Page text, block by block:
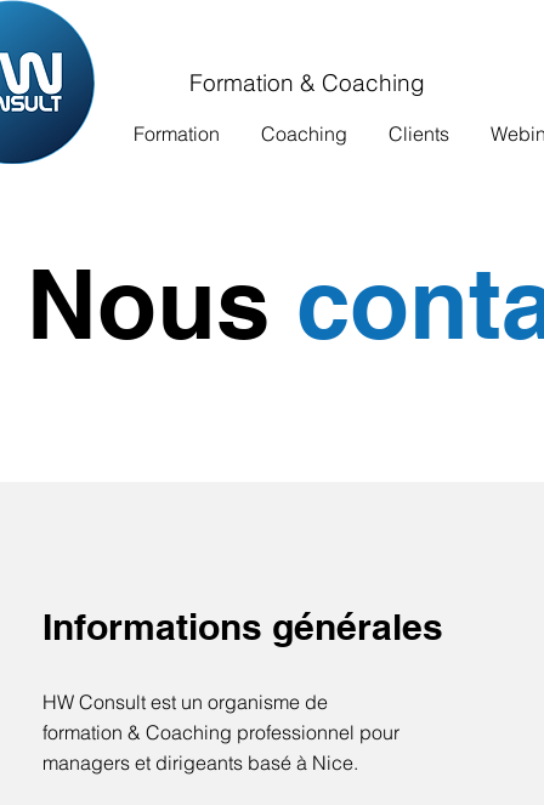
Formation & Coaching
Formation Coaching Clients
Nous
Informations générales
HW Consult est un organisme de
formation & Coaching professionnel pour
managers et dirigeants basé à Nice.